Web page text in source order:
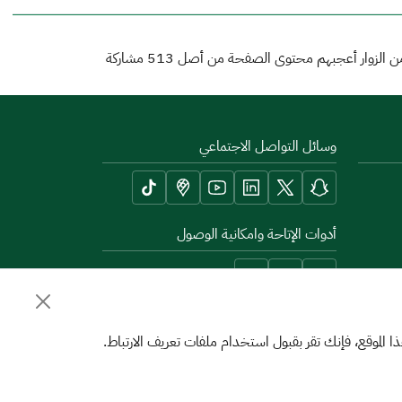
فإنك تقر بقبول استخدام ملفات تعريف الارتباط.
الزوار أعجبهم محتوى الصفحة من أصل 513 مشاركة
وسائل التواصل الاجتماعي
أدوات الإتاحة وامكانية الوصول